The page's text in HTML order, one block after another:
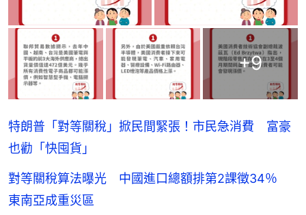
+9
特朗普「對等關稅」掀民間緊張！市民急消費 富豪
也勸「快囤貨」
對等關稅算法曝光 中國進口總額排第2課徵34％
東南亞成重災區